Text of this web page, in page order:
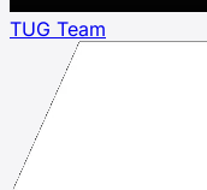
TUG Team